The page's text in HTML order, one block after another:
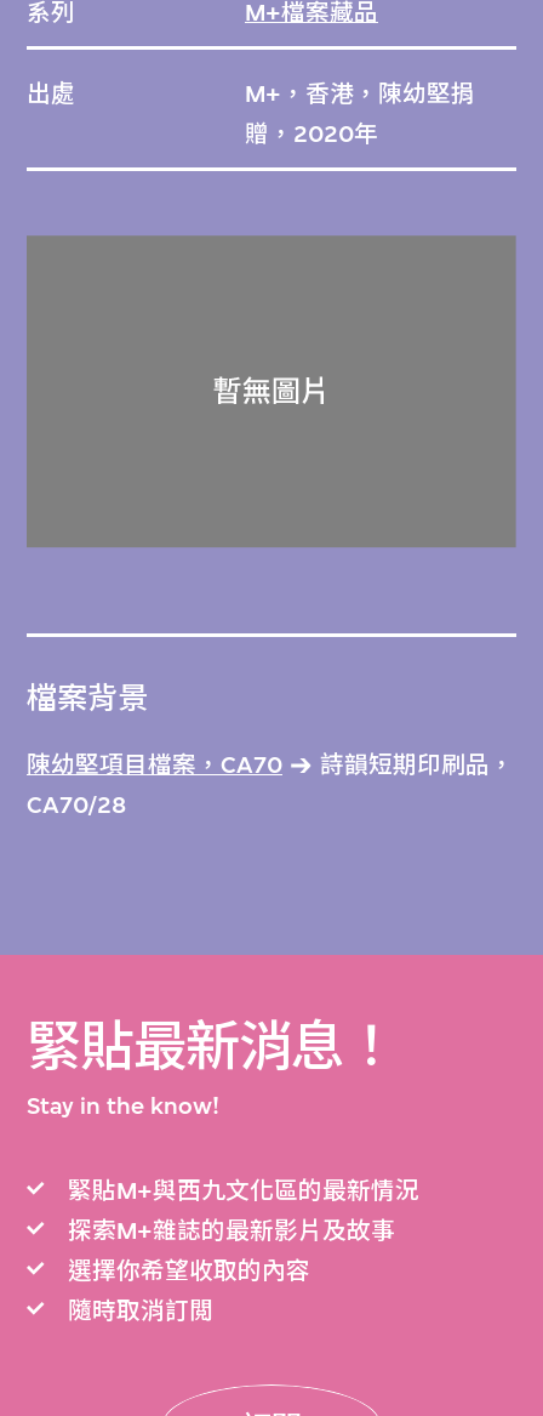
系列 M+檔案藏品
出處
M+，香港，陳幼堅捐
贈，2020年
檔案背景
陳幼堅項目檔案，CA70
詩韻短期印刷品，
CA70/28
緊貼最新消息！
Stay in the know!
緊貼M+與西九文化區的最新情況
探索M+雜誌的最新影片及故事
選擇你希望收取的內容
隨時取消訂閲